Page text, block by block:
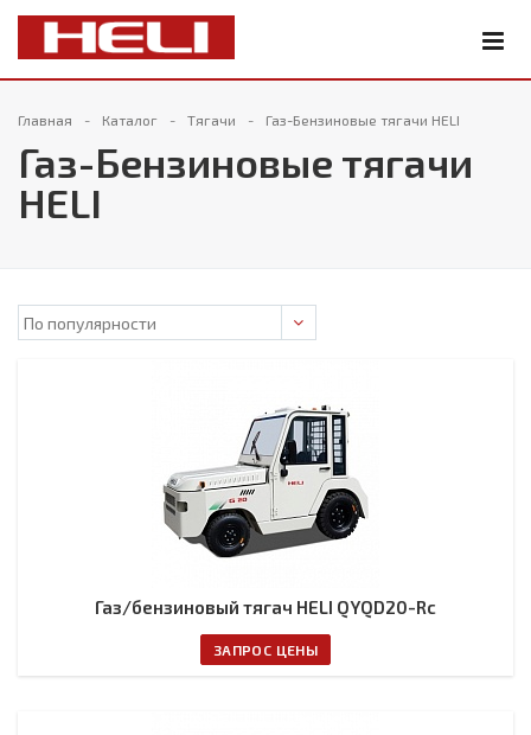
Главная Каталог Тягачи Газ-Бензиновые тягачи HELI
Газ-Бензиновые тягачи
HELI
Газ/бензиновый тягач HELI QYQD20-Rc
ЗАПРОС ЦЕНЫ